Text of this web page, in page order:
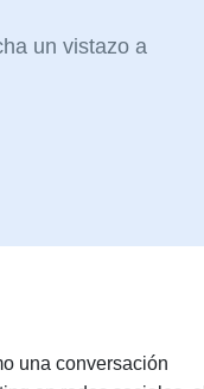
un vistazo a
una conversación